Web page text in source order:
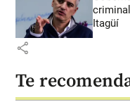
Itagüí
share
Te